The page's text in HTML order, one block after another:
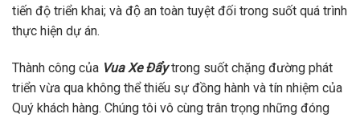
tiến độ triển khai; và độ an toàn tuyệt đối trong suốt quá trình
thực hiện dự án.
Thành công của Vua Xe Đẩytrong suốt chặng đường phát
triển vừa qua không thể thiếu sự đồng hành và tín nhiệm của
Quý khách hàng. Chúng tôi vô cùng trân trọng những đóng